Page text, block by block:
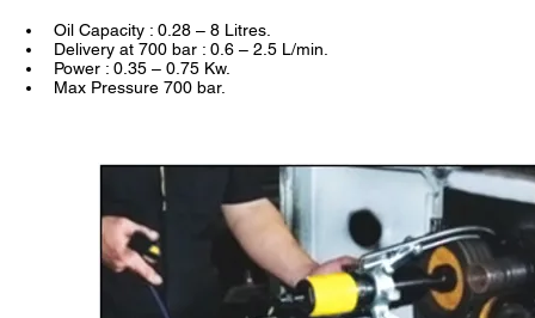
Oil Capacity : 0.28 – 8 Litres.
Delivery at 700 bar : 0.6 – 2.5 L/min.
Power : 0.35 – 0.75 Kw.
Max Pressure 700 bar.